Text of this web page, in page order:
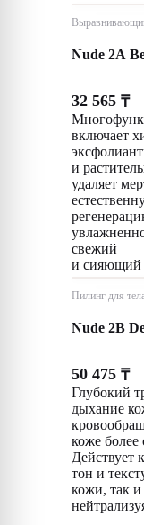
Nude 2A
32 565 ₸
включает
и
удаляет
свежий
и сияющий
Пилинг для
Nude 2B
50 475 ₸
Глубокий
дыхание
коже
Действует
тон и
кожи, так и